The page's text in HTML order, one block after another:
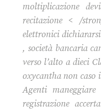
moltiplicazione
recitazione < /
elettronici
, società bancaria
verso l’alto a dieci
oxycantha non caso
Agenti
registrazione